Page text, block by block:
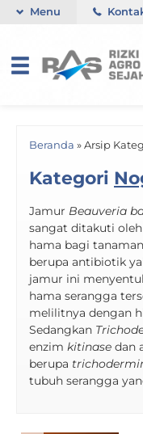
Menu
Beranda » Arsip
Kategori
Jamur Beauveria
sangat ditakuti
hama bagi
berupa antibiotik
jamur ini
hama serangga
melilitnya dengan
Sedangkan
enzim kitinase dan
berupa
tubuh serangga